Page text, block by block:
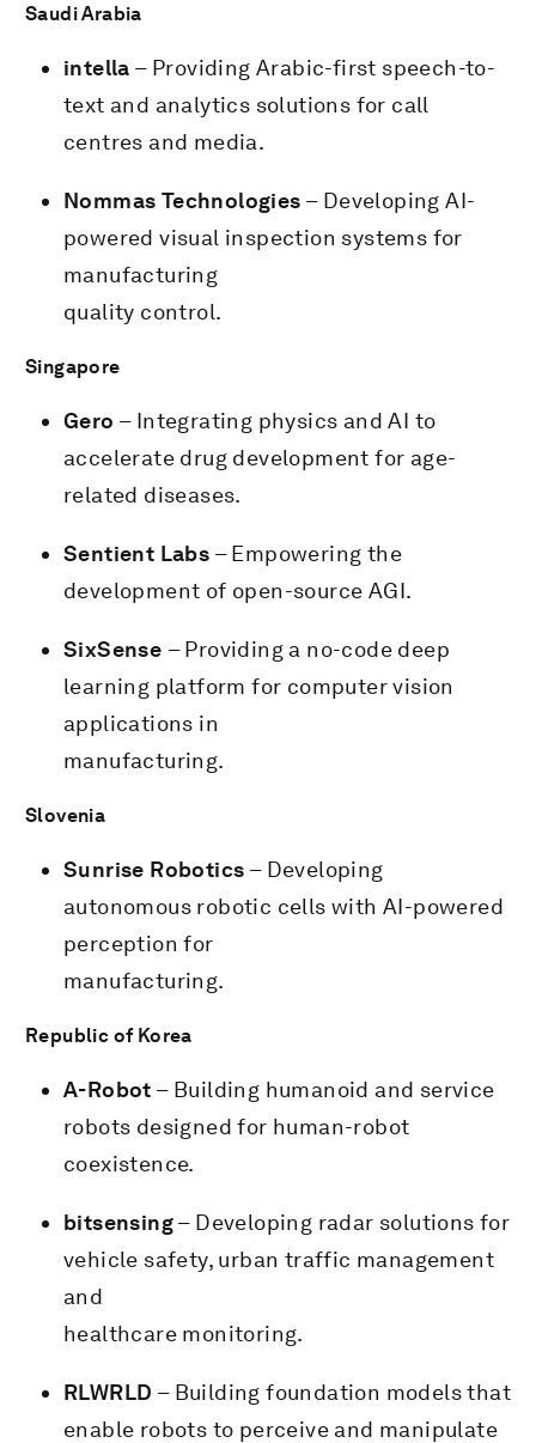
Saudi Arabia
intella – Providing Arabic-first speech-to-
text and analytics solutions for call
centres and media.
Nommas Technologies – Developing AI-
powered visual inspection systems for
manufacturing
quality control.
Singapore
Gero – Integrating physics and AI to
accelerate drug development for age-
related diseases.
Sentient Labs – Empowering the
development of open-source AGI.
SixSense – Providing a no-code deep
learning platform for computer vision
applications in
manufacturing.
Slovenia
Sunrise Robotics – Developing
autonomous robotic cells with AI-powered
perception for
manufacturing.
Republic of Korea
A-Robot – Building humanoid and service
robots designed for human-robot
coexistence.
bitsensing– Developing radar solutions for
vehicle safety, urban traffic management
and
healthcare monitoring.
RLWRLD – Building foundation models that
enable robots to perceive and manipulate